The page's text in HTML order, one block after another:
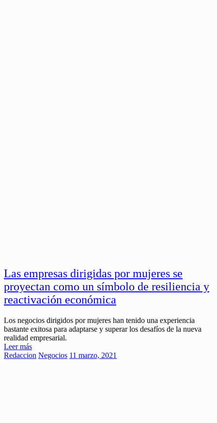
Las empresas dirigidas por mujeres se
proyectan como un símbolo de resiliencia y
reactivación económica
Los negocios dirigidos por mujeres han tenido una experiencia
bastante exitosa para adaptarse y superar los desafíos de la nueva
realidad empresarial.
Leer más
Redaccion Negocios 11 marzo, 2021